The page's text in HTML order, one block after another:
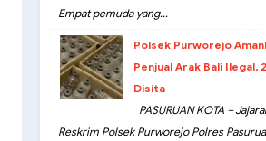
Empat pemuda yang...
Polsek Purworejo
Penjual Arak Bali Ilegal,
Disita
PASURUAN KOTA –
Reskrim Polsek Purworejo Polres